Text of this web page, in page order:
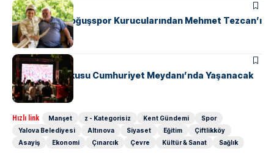
SPOR
Safranyolu Doğuşspor Kurucularından Mehmet Tezcan’ı
Unutmadı
GÜNDEMSPOR
Milli Maç Coşkusu Cumhuriyet Meydanı’nda Yaşanacak
Hızlı link Manşet z - Kategorisiz Kent Gündemi
Spor
Yalova Belediyesi
Altınova Siyaset Eğitim
Çiftlikköy
Asayiş
Ekonomi Çınarcık Çevre Kültür & Sanat Sağlık